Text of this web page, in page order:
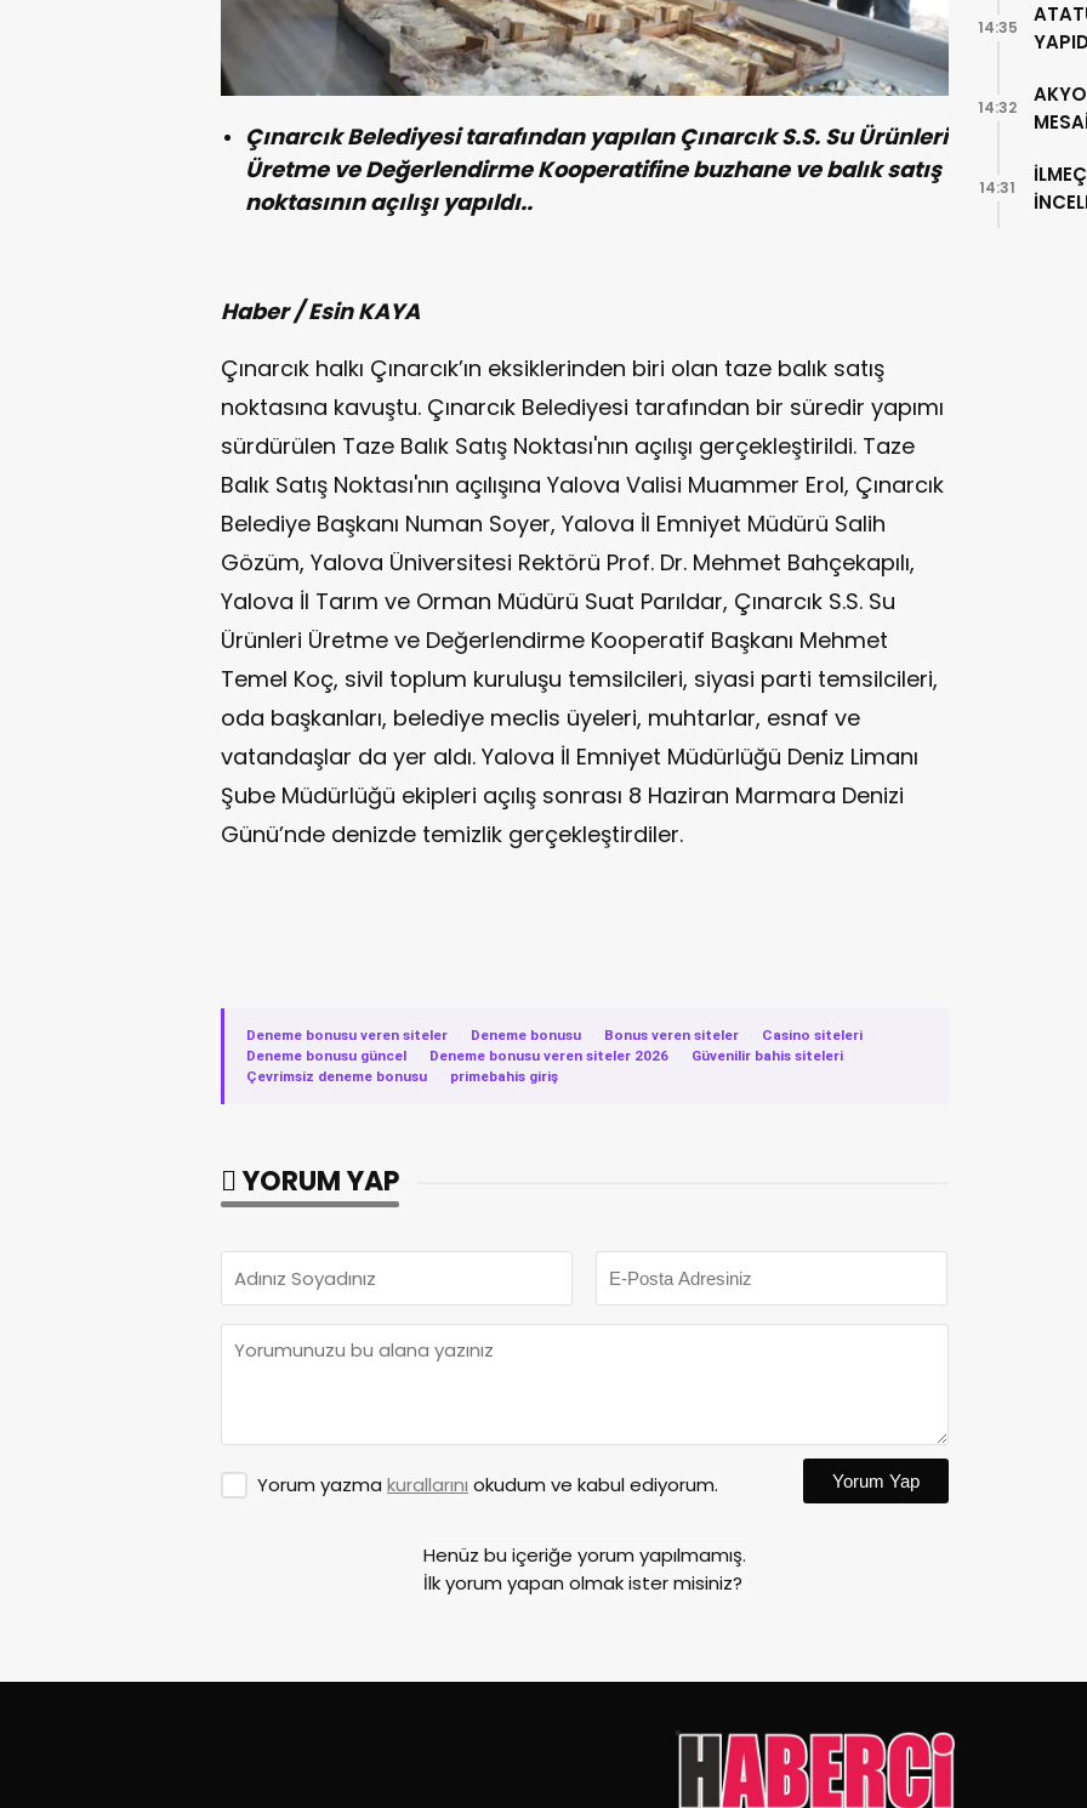
Çınarcık Belediyesi tarafından yapılan Çınarcık S.S. Su Ürünleri
Üretme ve Değerlendirme Kooperatifine buzhane ve balık satış
noktasının açılışı yapıldı..
Haber / Esin KAYA
Çınarcık halkı Çınarcık’ın eksiklerinden biri olan taze balık satış
noktasına kavuştu. Çınarcık Belediyesi tarafından bir süredir yapımı
sürdürülen Taze Balık Satış Noktası'nın açılışı gerçekleştirildi. Taze
Balık Satış Noktası'nın açılışına Yalova Valisi Muammer Erol, Çınarcık
Belediye Başkanı Numan Soyer, Yalova İl Emniyet Müdürü Salih
Gözüm, Yalova Üniversitesi Rektörü Prof. Dr. Mehmet Bahçekapılı,
Yalova İl Tarım ve Orman Müdürü Suat Parıldar, Çınarcık S.S. Su
Ürünleri Üretme ve Değerlendirme Kooperatif Başkanı Mehmet
Temel Koç, sivil toplum kuruluşu temsilcileri, siyasi parti temsilcileri,
oda başkanları, belediye meclis üyeleri, muhtarlar, esnaf ve
vatandaşlar da yer aldı. Yalova İl Emniyet Müdürlüğü Deniz Limanı
Şube Müdürlüğü ekipleri açılış sonrası 8 Haziran Marmara Denizi
Günü’nde denizde temizlik gerçekleştirdiler.
Deneme bonusu veren siteler · Deneme bonusu · Bonus veren siteler · Casino siteleri
·
Deneme bonusu güncel
· Deneme bonusu veren siteler 2026 · Güvenilir bahis siteleri
·
Çevrimsiz deneme bonusu
· primebahis giriş
YORUM YAP
Yorum yazma kurallarını okudum ve kabul ediyorum. Yorum Yap
Henüz bu içeriğe yorum yapılmamış.
İlk yorum yapan olmak ister misiniz?
14:35
14:32
14:31